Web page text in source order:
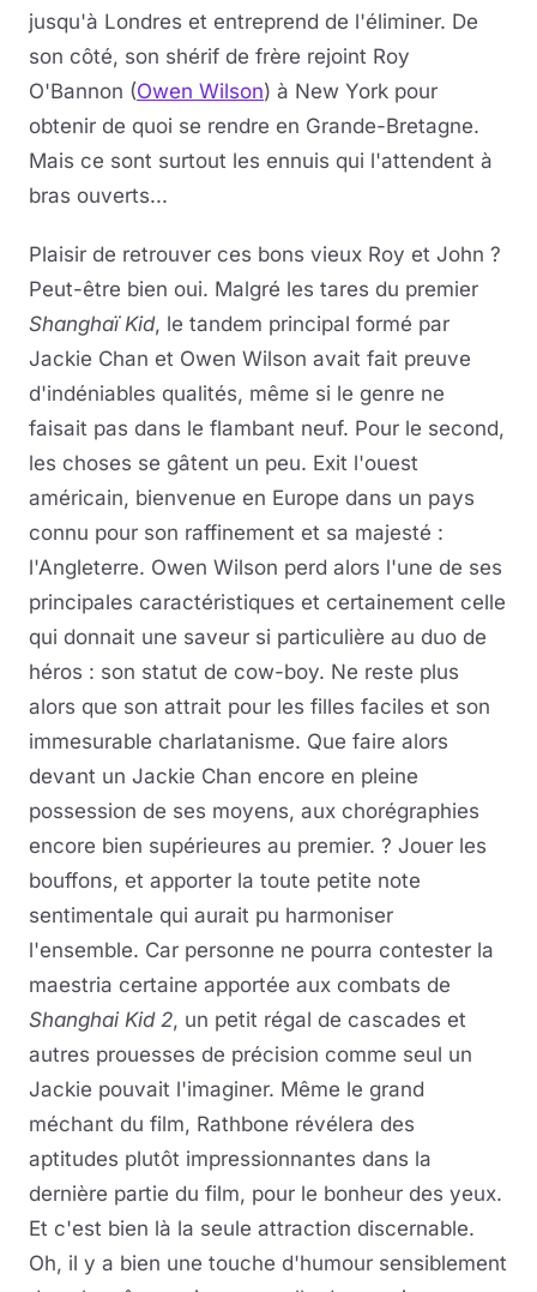
jusqu'à Londres et entreprend de l'éliminer. De
son côté, son shérif de frère rejoint Roy
O'Bannon (Owen Wilson) à New York pour
obtenir de quoi se rendre en Grande-Bretagne.
Mais ce sont surtout les ennuis qui l'attendent à
bras ouverts...
Plaisir de retrouver ces bons vieux Roy et John ?
Peut-être bien oui. Malgré les tares du premier
Shanghaï Kid, le tandem principal formé par
Jackie Chan et Owen Wilson avait fait preuve
d'indéniables qualités, même si le genre ne
faisait pas dans le flambant neuf. Pour le second,
les choses se gâtent un peu. Exit l'ouest
américain, bienvenue en Europe dans un pays
connu pour son raffinement et sa majesté :
l'Angleterre. Owen Wilson perd alors l'une de ses
principales caractéristiques et certainement celle
qui donnait une saveur si particulière au duo de
héros : son statut de cow-boy. Ne reste plus
alors que son attrait pour les filles faciles et son
immesurable charlatanisme. Que faire alors
devant un Jackie Chan encore en pleine
possession de ses moyens, aux chorégraphies
encore bien supérieures au premier. ? Jouer les
bouffons, et apporter la toute petite note
sentimentale qui aurait pu harmoniser
l'ensemble. Car personne ne pourra contester la
maestria certaine apportée aux combats de
Shanghai Kid 2, un petit régal de cascades et
autres prouesses de précision comme seul un
Jackie pouvait l'imaginer. Même le grand
méchant du film, Rathbone révélera des
aptitudes plutôt impressionnantes dans la
dernière partie du film, pour le bonheur des yeux.
Et c'est bien là la seule attraction discernable.
Oh, il y a bien une touche d'humour sensiblement